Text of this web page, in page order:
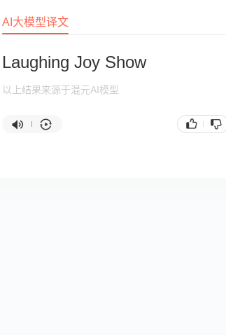
AI大模型译文
Laughing Joy Show
以上结果来源于混元AI模型